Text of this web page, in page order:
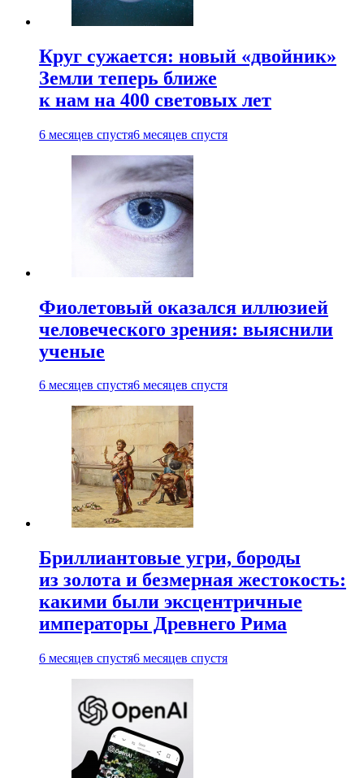
Круг сужается: новый «двойник»
Земли теперь ближе
к нам на 400 световых лет
6 месяцев спустя6 месяцев спустя
Фиолетовый оказался иллюзией
человеческого зрения: выяснили
ученые
6 месяцев спустя6 месяцев спустя
Бриллиантовые угри, бороды
из золота и безмерная жестокость:
какими были эксцентричные
императоры Древнего Рима
6 месяцев спустя6 месяцев спустя